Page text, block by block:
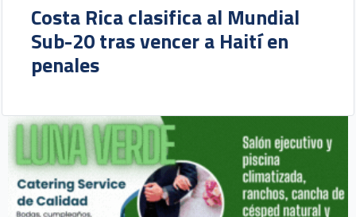
Costa Rica clasifica al Mundial
Sub-20 tras vencer a Haití en
penales